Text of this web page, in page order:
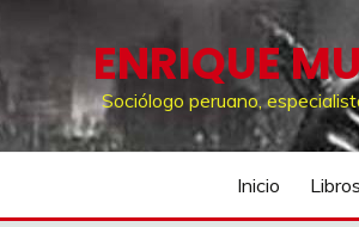
ENRIQUE
Sociólogo peruano,
Inicio Libros